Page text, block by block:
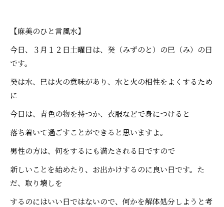
【麻美のひと言風水】
今日、３月１２日土曜日は、癸（みずのと）の巳（み）の日
です。
癸は水、巳は火の意味があり、水と火の相性をよくするため
に
今日は、青色の物を持つか、衣服などで身につけると
落ち着いて過ごすことができると思いますよ。
男性の方は、何をするにも満たされる日ですので
新しいことを始めたり、お出かけするのに良い日です。た
だ、取り壊しを
するのにはいい日ではないので、何かを解体処分しようと考